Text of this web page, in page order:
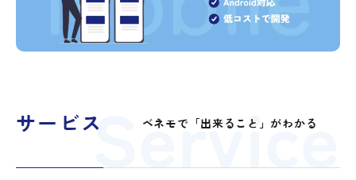
Service
サービス ベネモで「出来ること」がわかる